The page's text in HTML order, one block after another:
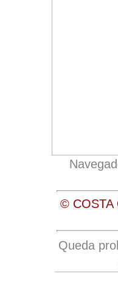
© COSTA
Queda